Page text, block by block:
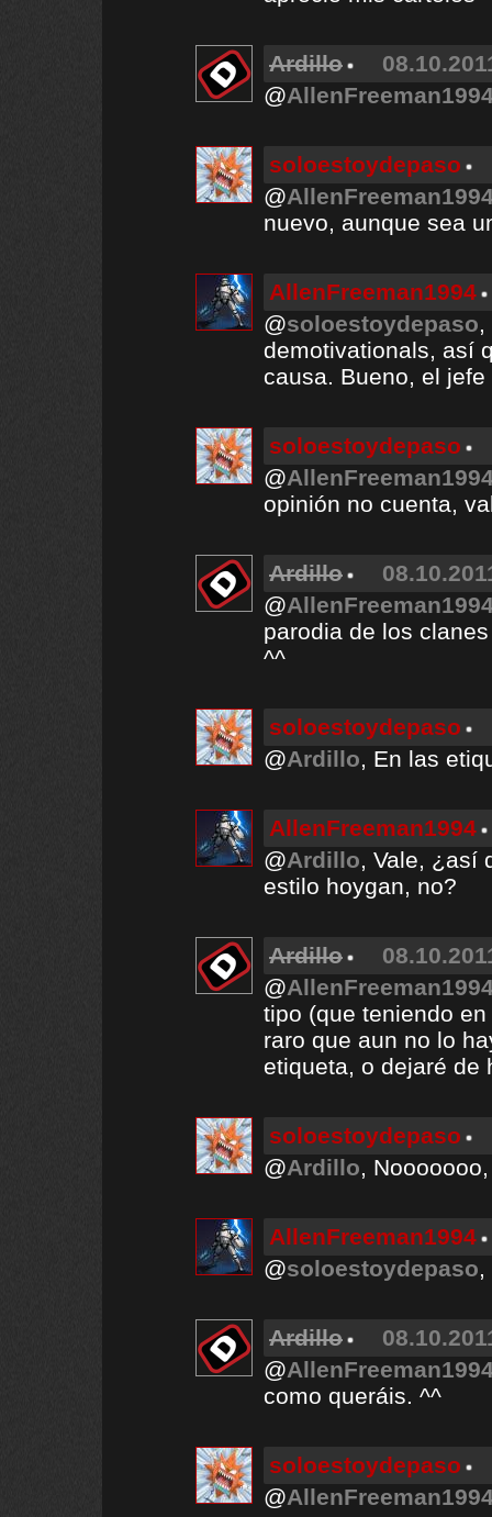
Ardillo
@
soloestoydepaso
@
nuevo, aunque sea
AllenFreeman1994
@soloestoydepaso,
demotivationals, así
causa. Bueno, el
soloestoydepaso
@
opinión no cuenta,
Ardillo
@
parodia de los
^^
soloestoydepaso
@Ardillo, En las
AllenFreeman1994
@Ardillo, Vale, ¿así
estilo hoygan, no?
Ardillo
@
tipo (que teniendo
raro que aun no lo
etiqueta, o dejaré de
soloestoydepaso
@Ardillo,
AllenFreeman1994
@soloestoydepaso,
Ardillo
@
como queráis. ^^
soloestoydepaso
@